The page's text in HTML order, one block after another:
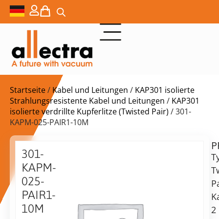
Startseite/ Kabel und Leitungen / KAP301 isolierte
Strahlungsresistente Kabel und Leitungen / KAP301
isolierte verdrillte Kupferlitze (Twisted Pair) / 301-
KAPM-025-PAIR1-10M
301-
KAPM-
025-
PAIR1-
10M
$
vorrätig
Lieferzeit:
2